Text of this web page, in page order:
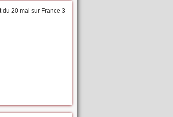
du 20 mai sur France 3